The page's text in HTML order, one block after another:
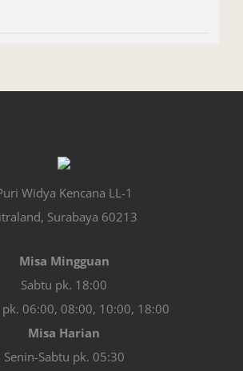
Widya Kencana LL-1
Surabaya 60213
Misa Mingguan
Sabtu pk. 18:00
06:00, 08:00, 10:00, 18:00
Misa Harian
Senin-Sabtu pk. 05:30